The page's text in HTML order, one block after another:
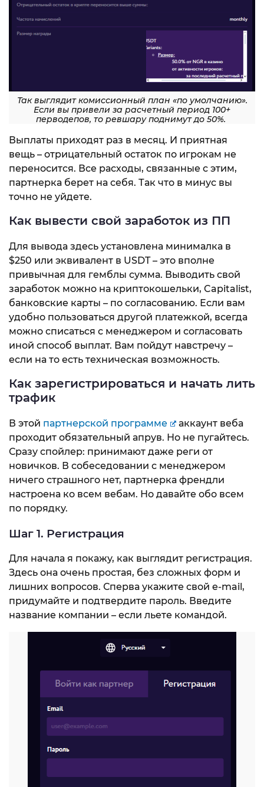
Так выглядит комиссионный план «по умолчанию».
Если вы привели за расчетный период 100+
перводепов, то ревшару поднимут до 50%.
Выплаты приходят раз в месяц. И приятная
вещь – отрицательный остаток по игрокам не
переносится. Все расходы, связанные с этим,
партнерка берет на себя. Так что в минус вы
точно не уйдете.
Как вывести свой заработок из ПП
Для вывода здесь установлена минималка в
$250 или эквивалент в USDT – это вполне
привычная для гемблы сумма. Выводить свой
заработок можно на криптокошельки, Capitalist,
банковские карты – по согласованию. Если вам
удобно пользоваться другой платежкой, всегда
можно списаться с менеджером и согласовать
иной способ выплат. Вам пойдут навстречу –
если на то есть техническая возможность.
Как зарегистрироваться и начать лить
трафик
В этой партнерской программе
аккаунт веба
проходит обязательный апрув. Но не пугайтесь.
Сразу спойлер: принимают даже реги от
новичков. В собеседовании с менеджером
ничего страшного нет, партнерка френдли
настроена ко всем вебам. Но давайте обо всем
по порядку.
Шаг 1. Регистрация
Для начала я покажу, как выглядит регистрация.
Здесь она очень простая, без сложных форм и
лишних вопросов. Сперва укажите свой e-mail,
придумайте и подтвердите пароль. Введите
название компании – если льете командой.